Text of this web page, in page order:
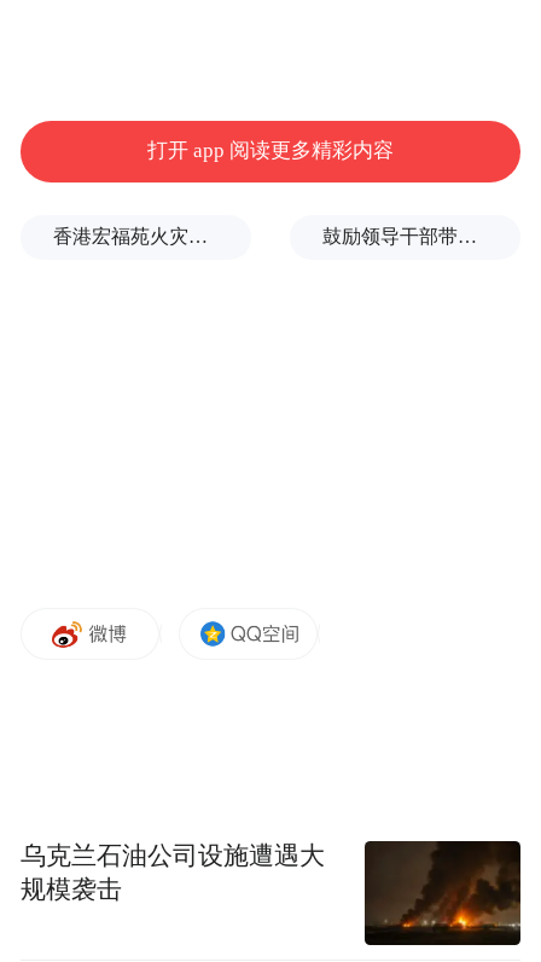
打开 app 阅读更多精彩内容
香港宏福苑火灾跨部门调查最终报告：大火或由烟头引起 鼓励领导干部带头休假之后又撤回文件，到底什么意思嘛？
乌克兰石油公司设施遭遇大
规模袭击